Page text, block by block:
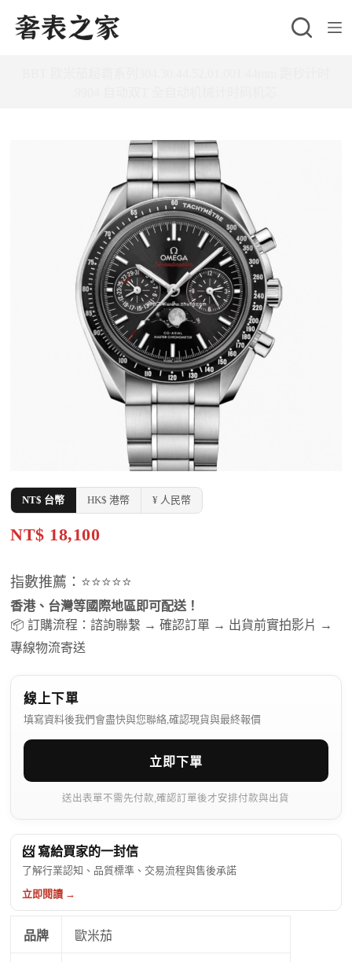
跳
至
NT$ 台幣 HK$ 港幣 ¥ 人民幣
NT$ 18,100
指數推薦：⭐⭐⭐⭐⭐
香港、台灣等國際地區即可配送！
📦 訂購流程：諮詢聯繫 → 確認訂單 → 出貨前實拍影片 →
專線物流寄送
線上下單
填寫資料後我們會盡快與您聯絡,確認現貨與最終報價
立即下單
送出表單不需先付款,確認訂單後才安排付款與出貨
📨 寫給買家的一封信
了解行業認知、品質標準、交易流程與售後承諾
立即閱讀 →
品牌 歐米茄